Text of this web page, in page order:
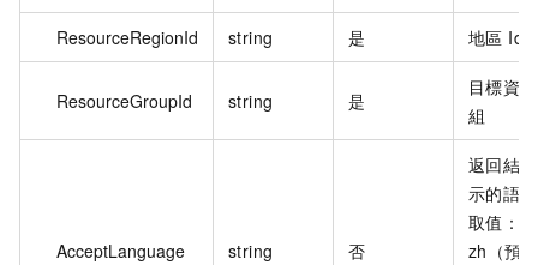
ResourceRegionId string 是 地區 Id
ResourceGroupId string 是
目標資
組
AcceptLanguage string 否
返回結
示的語
取值：
zh（預設